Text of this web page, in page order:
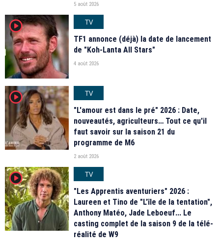
5 août 2026
player2
TV
TF1 annonce (déjà) la date de lancement
de "Koh-Lanta All Stars"
4 août 2026
player2
TV
"L'amour est dans le pré" 2026 : Date,
nouveautés, agriculteurs… Tout ce qu'il
faut savoir sur la saison 21 du
programme de M6
2 août 2026
player2
TV
"Les Apprentis aventuriers" 2026 :
Laureen et Tino de "L'île de la tentation",
Anthony Matéo, Jade Leboeuf... Le
casting complet de la saison 9 de la télé-
réalité de W9